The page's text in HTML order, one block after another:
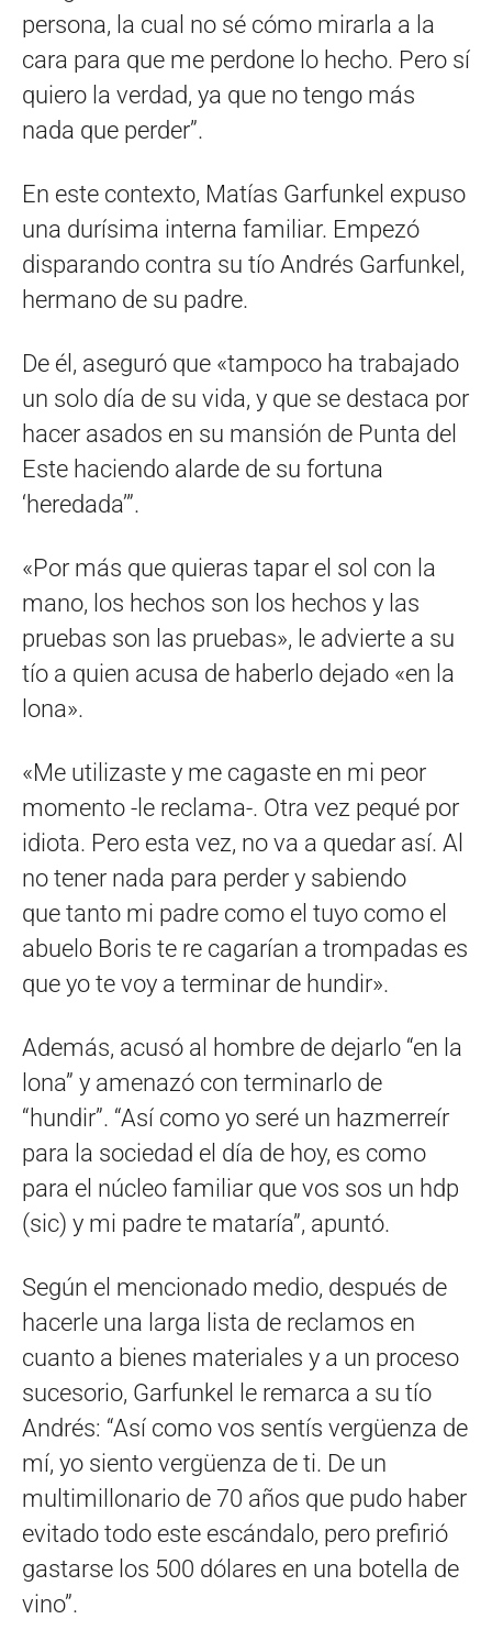
persona, la cual no sé cómo mirarla a la
cara para que me perdone lo hecho. Pero sí
quiero la verdad, ya que no tengo más
nada que perder”.
En este contexto, Matías Garfunkel expuso
una durísima interna familiar. Empezó
disparando contra su tío Andrés Garfunkel,
hermano de su padre.
De él, aseguró que «tampoco ha trabajado
un solo día de su vida, y que se destaca por
hacer asados en su mansión de Punta del
Este haciendo alarde de su fortuna
‘heredada’”.
«Por más que quieras tapar el sol con la
mano, los hechos son los hechos y las
pruebas son las pruebas», le advierte a su
tío a quien acusa de haberlo dejado «en la
lona».
«Me utilizaste y me cagaste en mi peor
momento -le reclama-. Otra vez pequé por
idiota. Pero esta vez, no va a quedar así. Al
no tener nada para perder y sabiendo
que tanto mi padre como el tuyo como el
abuelo Boris te re cagarían a trompadas es
que yo te voy a terminar de hundir».
Además, acusó al hombre de dejarlo “en la
lona” y amenazó con terminarlo de
“hundir”. “Así como yo seré un hazmerreír
para la sociedad el día de hoy, es como
para el núcleo familiar que vos sos un hdp
(sic) y mi padre te mataría”, apuntó.
Según el mencionado medio, después de
hacerle una larga lista de reclamos en
cuanto a bienes materiales y a un proceso
sucesorio, Garfunkel le remarca a su tío
Andrés: “Así como vos sentís vergüenza de
mí, yo siento vergüenza de ti. De un
multimillonario de 70 años que pudo haber
evitado todo este escándalo, pero prefirió
gastarse los 500 dólares en una botella de
vino”.